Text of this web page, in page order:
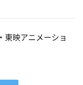
映アニメーショ